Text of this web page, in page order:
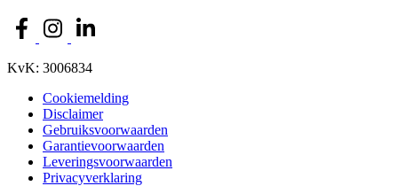
KvK: 3006834
Cookiemelding
Disclaimer
Gebruiksvoorwaarden
Garantievoorwaarden
Leveringsvoorwaarden
Privacyverklaring